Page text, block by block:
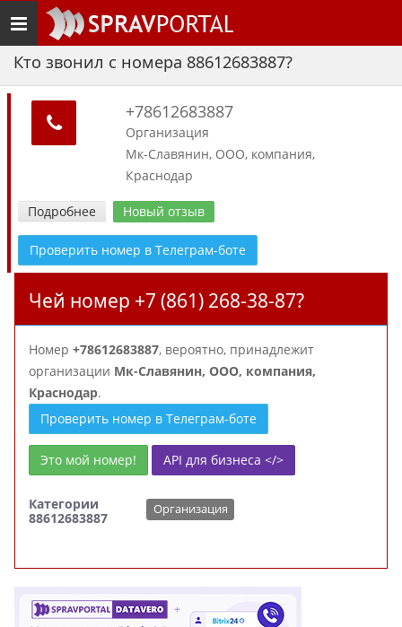
Toggle
navigation
Кто звонил с номера 88612683887?
+78612683887
Организация
Мк-Славянин, ООО, компания,
Краснодар
Подробнее Новый отзыв
Проверить номер в Телеграм-боте
Чей номер +7 (861) 268-38-87?
Номер +78612683887, вероятно, принадлежит
организации Мк-Славянин, ООО, компания,
Краснодар.
Проверить номер в Телеграм-боте
Это мой номер! API для бизнеса </>
Категории
88612683887
Организация